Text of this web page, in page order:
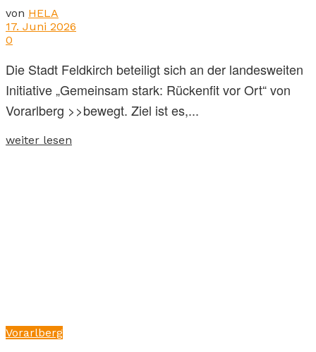
von HELA
17. Juni 2026
0
Die Stadt Feldkirch beteiligt sich an der landesweiten
Initiative „Gemeinsam stark: Rückenfit vor Ort“ von
Vorarlberg >>bewegt. Ziel ist es,...
weiter lesen
Vorarlberg